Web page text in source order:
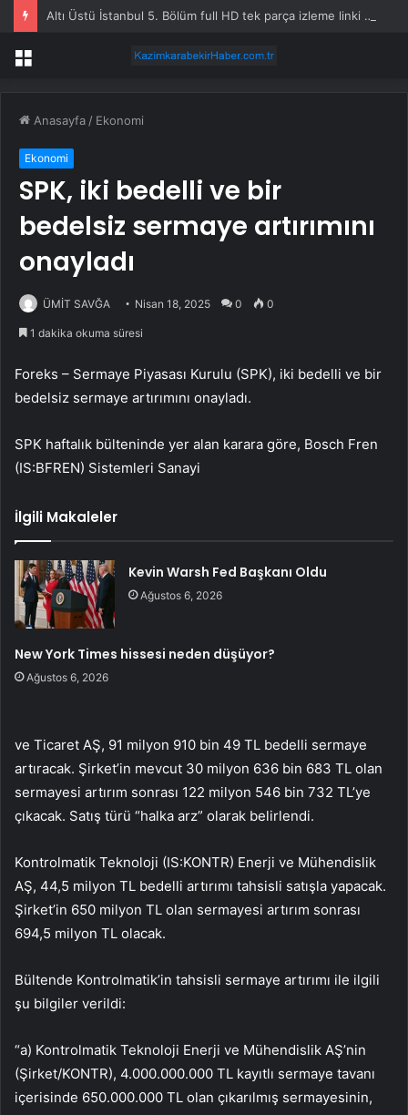
Altı Üstü İstanbul 5. Bölüm full HD tek parça izleme linki var mı, ATV Altı Üstü İstanbul 5. bölüm nereden izlenir?
Menü
Anasayfa / Ekonomi
Ekonomi
SPK, iki bedelli ve bir
bedelsiz sermaye artırımını
onayladı
ÜMİT SAVĞA Nisan 18, 2025 0 0
1 dakika okuma süresi
Foreks – Sermaye Piyasası Kurulu (SPK), iki bedelli ve bir
bedelsiz sermaye artırımını onayladı.
SPK haftalık bülteninde yer alan karara göre, Bosch Fren
(IS:BFREN) Sistemleri Sanayi
İlgili Makaleler
Kevin Warsh Fed Başkanı Oldu
Ağustos 6, 2026
New York Times hissesi neden düşüyor?
Ağustos 6, 2026
ve Ticaret AŞ, 91 milyon 910 bin 49 TL bedelli sermaye
artıracak. Şirket’in mevcut 30 milyon 636 bin 683 TL olan
sermayesi artırım sonrası 122 milyon 546 bin 732 TL’ye
çıkacak. Satış türü “halka arz” olarak belirlendi.
Kontrolmatik Teknoloji (IS:KONTR) Enerji ve Mühendislik
AŞ, 44,5 milyon TL bedelli artırımı tahsisli satışla yapacak.
Şirket’in 650 milyon TL olan sermayesi artırım sonrası
694,5 milyon TL olacak.
Bültende Kontrolmatik’in tahsisli sermaye artırımı ile ilgili
şu bilgiler verildi:
“a) Kontrolmatik Teknoloji Enerji ve Mühendislik AŞ’nin
(Şirket/KONTR), 4.000.000.000 TL kayıtlı sermaye tavanı
içerisinde 650.000.000 TL olan çıkarılmış sermayesinin,